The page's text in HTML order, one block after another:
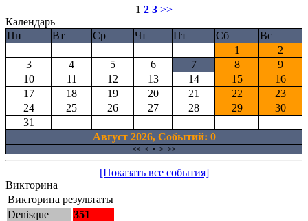
1 2 3 >>
Календарь
Пн
Вт Ср Чт Пт Сб
Вс
1
2
3
4 5 6 7 8
9
10
11 12 13 14 15
16
17
18 19 20 21 22
23
24
25 26 27 28 29
30
31
Август 2026, Cобытий: 0
<< < • > >>
[Показать все события]
Викторина
Викторина результаты
Denisque
351